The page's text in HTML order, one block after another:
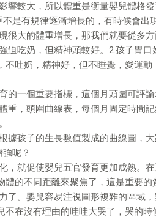
響較大，所以體重是衡量嬰兒體格
是有規律逐漸增長的，有時候會出
很大的體重增長，那我們就要從多
迫吃奶，但精神頭較好。2.孩子胃
不吐奶，精神好，但不睡覺，愛運
的一個重要指標，這個月頭圍可評論
重，頭圍曲線表，每個月固定時間
據孩子的生長數值製成的曲線圖，大
呢？
，就促使嬰兒五官發育更加成熟。在
體的不同距離來聚焦了，這是重要
了。嬰兒容易注視圖形複雜的區域，
不在沒有理由的哇哇大哭了，哭的